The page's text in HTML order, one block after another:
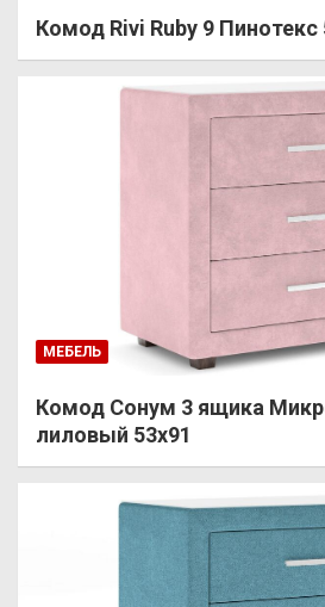
Комод Rivi Ruby 9 Пинотекс
МЕБЕЛЬ
Комод Сонум 3 ящика
лиловый 53х91